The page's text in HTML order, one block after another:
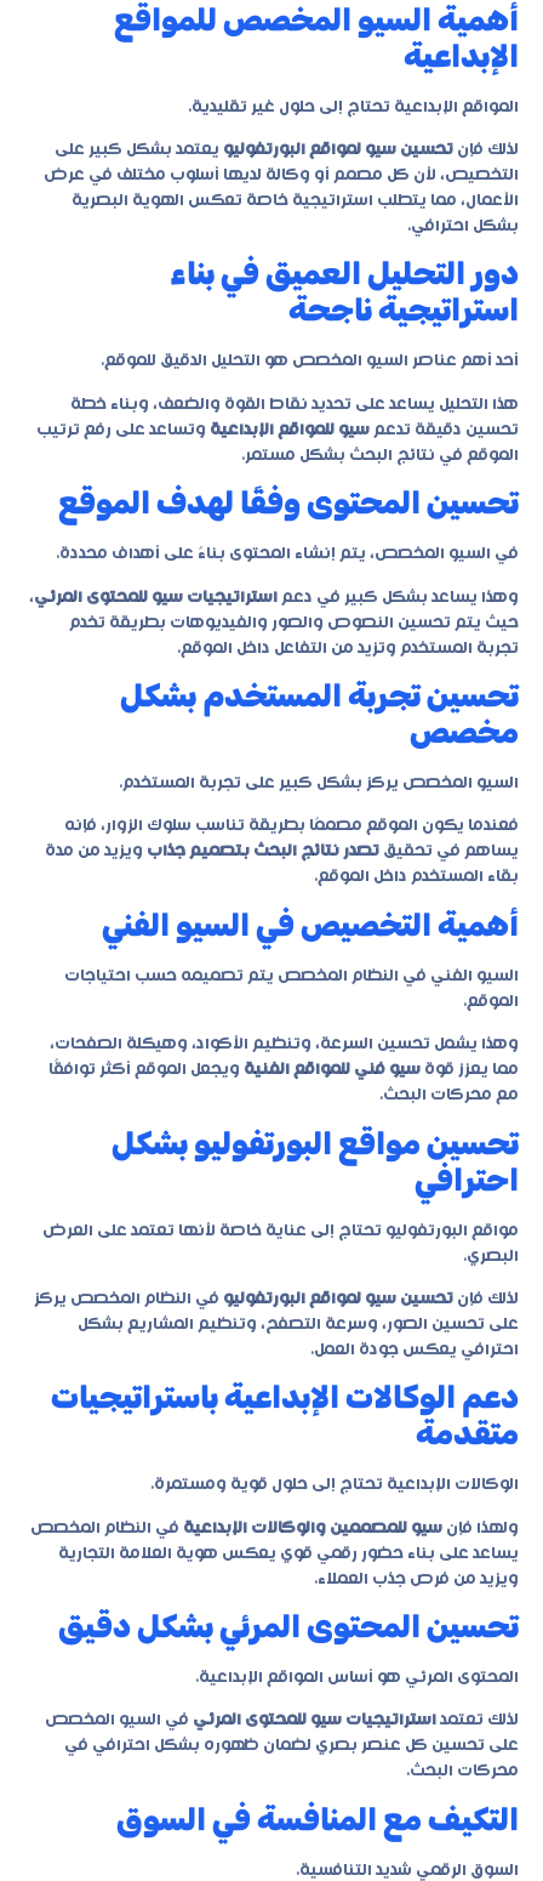
أهمية السيو المخصص للمواقع
الإبداعية
المواقع الإبداعية تحتاج إلى حلول غير تقليدية.
لذلك فإن تحسين سيو لمواقع البورتفوليو يعتمد بشكل كبير على
التخصيص، لأن كل مصمم أو وكالة لديها أسلوب مختلف في عرض
الأعمال، مما يتطلب استراتيجية خاصة تعكس الهوية البصرية
بشكل احترافي.
دور التحليل العميق في بناء
استراتيجية ناجحة
أحد أهم عناصر السيو المخصص هو التحليل الدقيق للموقع.
هذا التحليل يساعد على تحديد نقاط القوة والضعف، وبناء خطة
تحسين دقيقة تدعم سيو للمواقع الإبداعية وتساعد على رفع ترتيب
الموقع في نتائج البحث بشكل مستمر.
تحسين المحتوى وفقًا لهدف الموقع
في السيو المخصص، يتم إنشاء المحتوى بناءً على أهداف محددة.
وهذا يساعد بشكل كبير في دعم استراتيجيات سيو للمحتوى المرئي،
حيث يتم تحسين النصوص والصور والفيديوهات بطريقة تخدم
تجربة المستخدم وتزيد من التفاعل داخل الموقع.
تحسين تجربة المستخدم بشكل
مخصص
السيو المخصص يركز بشكل كبير على تجربة المستخدم.
فعندما يكون الموقع مصممًا بطريقة تناسب سلوك الزوار، فإنه
يساهم في تحقيق تصدر نتائج البحث بتصميم جذاب ويزيد من مدة
بقاء المستخدم داخل الموقع.
أهمية التخصيص في السيو الفني
السيو الفني في النظام المخصص يتم تصميمه حسب احتياجات
الموقع.
وهذا يشمل تحسين السرعة، وتنظيم الأكواد، وهيكلة الصفحات،
مما يعزز قوة سيو فني للمواقع الفنية ويجعل الموقع أكثر توافقًا
مع محركات البحث.
تحسين مواقع البورتفوليو بشكل
احترافي
مواقع البورتفوليو تحتاج إلى عناية خاصة لأنها تعتمد على العرض
البصري.
لذلك فإن تحسين سيو لمواقع البورتفوليو في النظام المخصص يركز
على تحسين الصور، وسرعة التصفح، وتنظيم المشاريع بشكل
احترافي يعكس جودة العمل.
دعم الوكالات الإبداعية باستراتيجيات
متقدمة
الوكالات الإبداعية تحتاج إلى حلول قوية ومستمرة.
ولهذا فإن سيو للمصممين والوكالات الإبداعية في النظام المخصص
يساعد على بناء حضور رقمي قوي يعكس هوية العلامة التجارية
ويزيد من فرص جذب العملاء.
تحسين المحتوى المرئي بشكل دقيق
المحتوى المرئي هو أساس المواقع الإبداعية.
لذلك تعتمد استراتيجيات سيو للمحتوى المرئي في السيو المخصص
على تحسين كل عنصر بصري لضمان ظهوره بشكل احترافي في
محركات البحث.
التكيف مع المنافسة في السوق
السوق الرقمي شديد التنافسية.